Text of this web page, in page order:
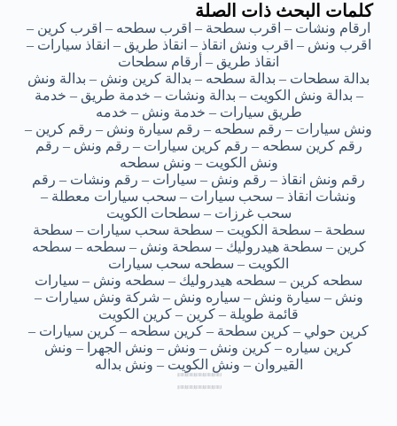
كلمات البحث ذات الصلة
ارقام ونشات – اقرب سطحة – اقرب سطحه – اقرب كرين –
اقرب ونش – اقرب ونش انقاذ – انقاذ طريق – انقاذ سيارات –
انقاذ طريق – أرقام سطحات
بدالة سطحات – بدالة سطحه – بدالة كرين ونش – بدالة ونش
– بدالة ونش الكويت – بدالة ونشات – خدمة طريق – خدمة
طريق سيارات – خدمة ونش – خدمه
ونش سيارات – رقم سطحه – رقم سيارة ونش – رقم كرين –
رقم كرين سطحه – رقم كرين سيارات – رقم ونش – رقم
ونش الكويت – ونش سطحه
رقم ونش انقاذ – رقم ونش – سيارات – رقم ونشات – رقم
ونشات انقاذ – سحب سيارات – سحب سيارات معطلة –
سحب غرزات – سطحات الكويت
سطحة – سطحة الكويت – سطحة سحب سيارات – سطحة
كرين – سطحة هيدروليك – سطحة ونش – سطحه – سطحه
الكويت – سطحه سحب سيارات
سطحه كرين – سطحه هيدروليك – سطحه ونش – سيارات
ونش – سيارة ونش – سياره ونش – شركة ونش سيارات –
قائمة طويلة – كرين – كرين الكويت
كرين حولي – كرين سطحة – كرين سطحه – كرين سيارات –
كرين سياره – كرين ونش – ونش – ونش الجهرا – ونش
القيروان – ونش الكويت – ونش بداله